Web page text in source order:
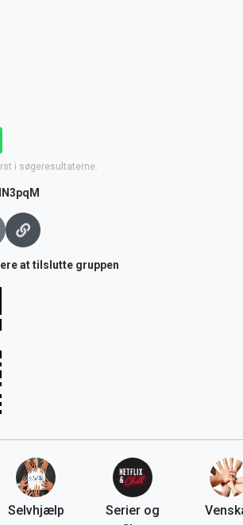
i søgeresultaterne.
at tilslutte gruppen
Selvhjælp
Serier og